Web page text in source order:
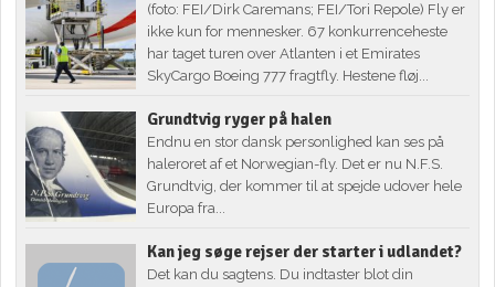
(foto: FEI/Dirk Caremans; FEI/Tori Repole) Fly er
ikke kun for mennesker. 67 konkurrenceheste
har taget turen over Atlanten i et Emirates
SkyCargo Boeing 777 fragtfly. Hestene fløj...
Grundtvig ryger på halen
Endnu en stor dansk personlighed kan ses på
haleroret af et Norwegian-fly. Det er nu N.F.S.
Grundtvig, der kommer til at spejde udover hele
Europa fra...
Kan jeg søge rejser der starter i udlandet?
Det kan du sagtens. Du indtaster blot din